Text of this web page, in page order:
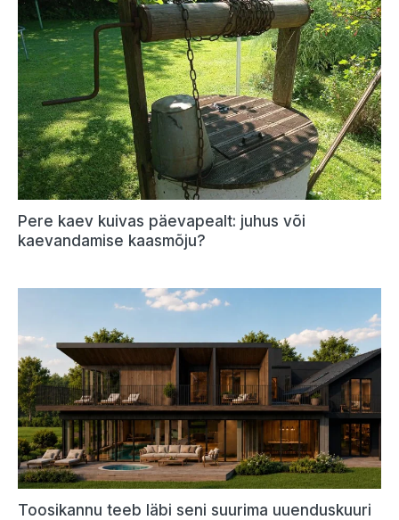
Pere kaev kuivas päevapealt: juhus või
kaevandamise kaasmõju?
Toosikannu teeb läbi seni suurima uuenduskuuri